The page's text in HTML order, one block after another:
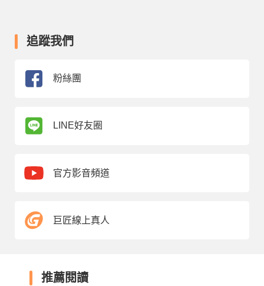
追蹤我們
粉絲團
LINE好友圈
官方影音頻道
巨匠線上真人
推薦閱讀